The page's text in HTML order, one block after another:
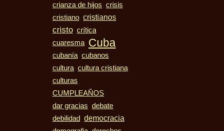
crianza de hijos crisis
cristiano cristianos
cristo crítica
cuaresma Cuba
cubanía cubanos
cultura cultura cristiana
culturas
CUMPLEAÑOS
dar gracias debate
debilidad
democracia